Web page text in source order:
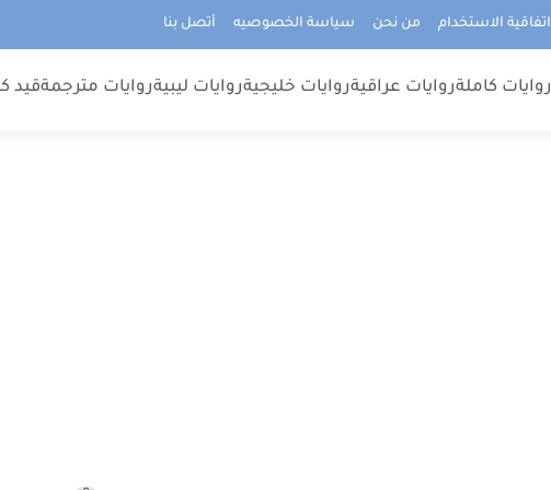
اتفاقية الاستخدام من نحن سياسة الخصوصيه أتصل بنا
روايات كاملةروايات عراقيةروايات خليجيةروايات ليبيةروايات مترجمةقيد